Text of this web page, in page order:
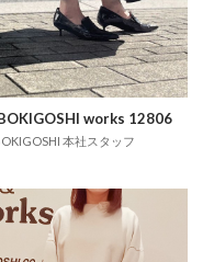
works 12806
本社スタッフ